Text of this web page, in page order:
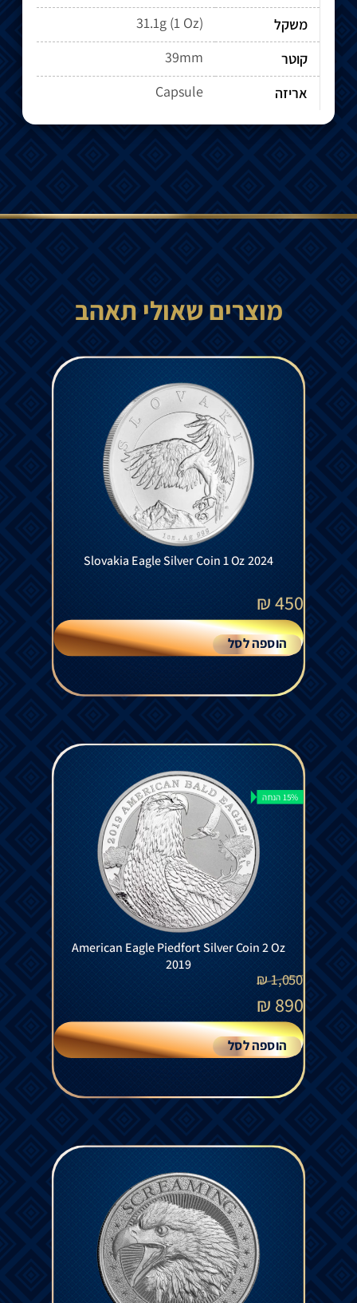
משקל
31.1g (1 Oz)
קוטר
39mm
אריזה
Capsule
מוצרים שאולי תאהב
Slovakia Eagle Silver Coin 1 Oz 2024
450
₪
הוספה לסל
15% הנחה
American Eagle Piedfort Silver Coin 2 Oz
2019
1,050
₪
890
₪
הוספה לסל